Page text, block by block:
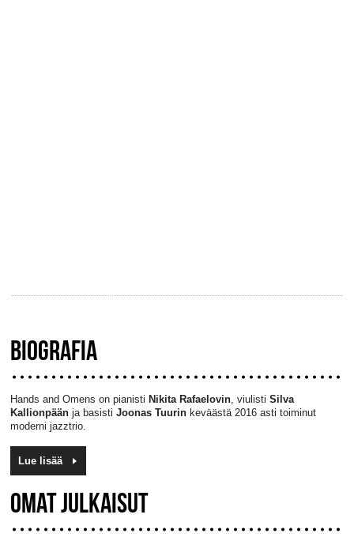
BIOGRAFIA
Hands and Omens on pianisti Nikita Rafaelovin, viulisti Silva
Kallionpäänja basisti Joonas Tuurinkeväästä 2016 asti toiminut
moderni jazztrio.
Lue lisää
OMAT JULKAISUT